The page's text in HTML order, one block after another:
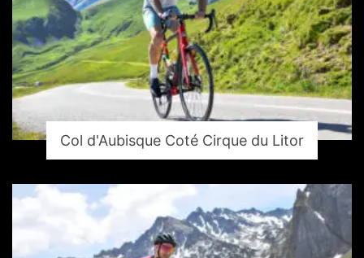
Col d'Aubisque Coté Cirque du Litor